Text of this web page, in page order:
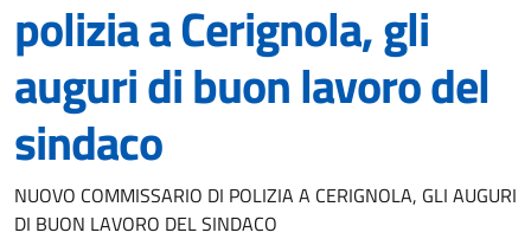
polizia a Cerignola, gli
auguri di buon lavoro del
sindaco
Dettagli della notizia
NUOVO COMMISSARIO DI POLIZIA A CERIGNOLA, GLI AUGURI
DI BUON LAVORO DEL SINDACO